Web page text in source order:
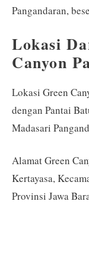
Pangandaran,
Lokasi
Canyon
Lokasi Green
dengan Pantai
Madasari
Alamat Green
Kertayasa,
Provinsi Jawa